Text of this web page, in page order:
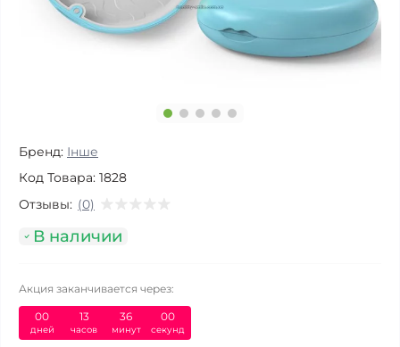
Бренд: Інше
Код Товара: 1828
Отзывы: (0)
В наличии
Акция заканчивается через:
00
дней
13
часов
35
минут
59
секунд